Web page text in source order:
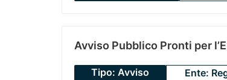
Avviso Pubblico Pronti per
Tipo: Avviso
Ente: